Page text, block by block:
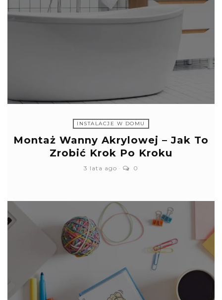
INSTALACJE W DOMU
Montaż Wanny Akrylowej – Jak To
Zrobić Krok Po Kroku
3 lata ago 0